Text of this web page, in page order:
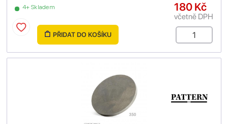
4+ Skladem 180 Kč
včetně DPH
PŘIDAT DO KOŠÍKU